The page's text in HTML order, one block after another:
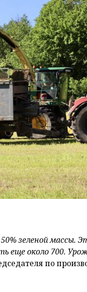
зеленой массы.
еще около 700.
по